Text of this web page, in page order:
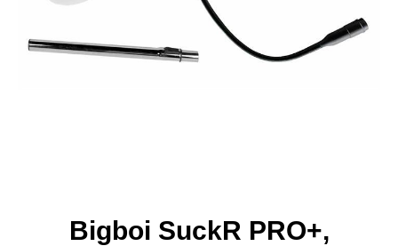
Bigboi SuckR PRO+,